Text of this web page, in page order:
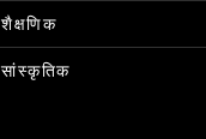
शैक्षणिक
सांस्कृतिक